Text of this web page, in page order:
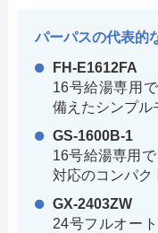
パーパスの代表的
FH-E1612FA
16号給湯専用
備えたシンプル
GS-1600B-1
16号給湯専用
対応のコンパク
GX-2403ZW
24号フルオー